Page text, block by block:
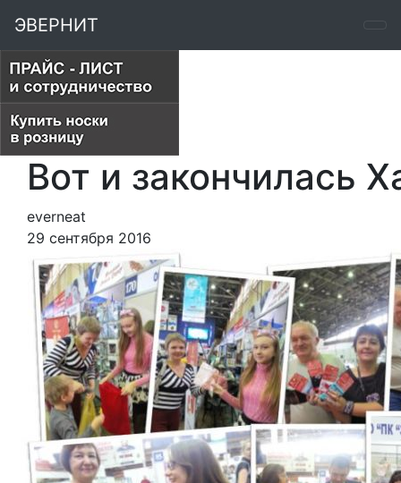
ЭВЕРНИТ
Вот и закончилась
everneat
29 сентября 2016